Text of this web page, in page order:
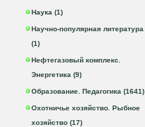
Наука (1)
Научно-популярная литература
(1)
Нефтегазовый комплекс.
Энергетика (9)
Образование. Педагогика (1641)
Охотничье хозяйство. Рыбное
хозяйство (17)